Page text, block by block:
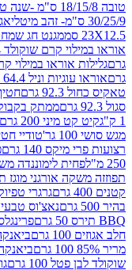
אגרת+
מגנט חג שמח 5*9
אוראו
קרם שוקולד 54 גרם
במילוי קרם וניל 54 גרם
וניל 64.4 גרם
אוראו Space Dunk גליל 110.4 גרם
חטיף טאקיס דרגון
ממתק בקבוקי שעווה 39 גרם
200 גרם
איטריות אורז
טודיי חטיף חלבון קרמל
140 גרם
פחית
לימוננדה משקה אורגני מוגז-
מוגז תפוזי דם
גרגרי טפיוקה גדולים 400 גרם
נאצ'וס טבעי 50 גרם
פרינגלס סין פלפל ופרמזן
ביאנקה שוקולד מריר 72%
ביאנקה שוקולד לבן
גרם
גומי לעיסה